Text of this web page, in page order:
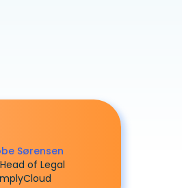
Sørensen
of Legal